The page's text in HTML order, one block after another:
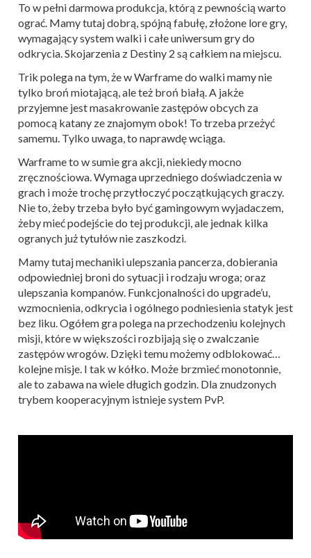
To w pełni darmowa produkcja, którą z pewnością warto
ograć. Mamy tutaj dobrą, spójną fabułę, złożone lore gry,
wymagający system walki i całe uniwersum gry do
odkrycia. Skojarzenia z Destiny 2 są całkiem na miejscu.
Trik polega na tym, że w Warframe do walki mamy nie
tylko broń miotającą, ale też broń białą. A jakże
przyjemne jest masakrowanie zastępów obcych za
pomocą katany ze znajomym obok! To trzeba przeżyć
samemu. Tylko uwaga, to naprawdę wciąga.
Warframe to w sumie gra akcji, niekiedy mocno
zręcznościowa. Wymaga uprzedniego doświadczenia w
grach i może trochę przytłoczyć początkujących graczy.
Nie to, żeby trzeba było być gamingowym wyjadaczem,
żeby mieć podejście do tej produkcji, ale jednak kilka
ogranych już tytułów nie zaszkodzi.
Mamy tutaj mechaniki ulepszania pancerza, dobierania
odpowiedniej broni do sytuacji i rodzaju wroga; oraz
ulepszania kompanów. Funkcjonalności do upgrade’u,
wzmocnienia, odkrycia i ogólnego podniesienia statyk jest
bez liku. Ogółem gra polega na przechodzeniu kolejnych
misji, które w większości rozbijają się o zwalczanie
zastępów wrogów. Dzięki temu możemy odblokować…
kolejne misje. I tak w kółko. Może brzmieć monotonnie,
ale to zabawa na wiele długich godzin. Dla znudzonych
trybem kooperacyjnym istnieje system PvP.